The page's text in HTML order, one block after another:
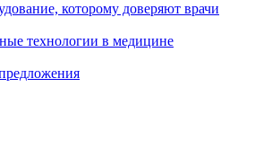
которому доверяют врачи
технологии в медицине